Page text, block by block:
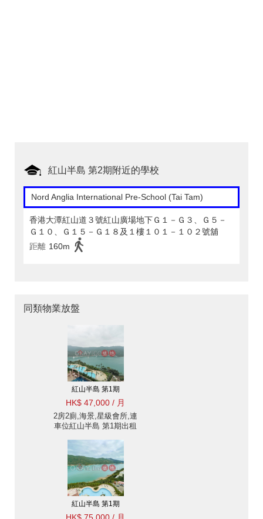
紅山半島 第2期附近的學校
Nord Anglia International Pre-School (Tai Tam)
香港大潭紅山道３號紅山廣場地下Ｇ１－Ｇ３、Ｇ５－
Ｇ１０、Ｇ１５－Ｇ１８及１樓１０１－１０２號舖
距離 160m
同類物業放盤
紅山半島 第1期
HK$ 47,000 / 月
2房2廁,海景,星級會所,連
車位紅山半島 第1期出租
紅山半島 第1期